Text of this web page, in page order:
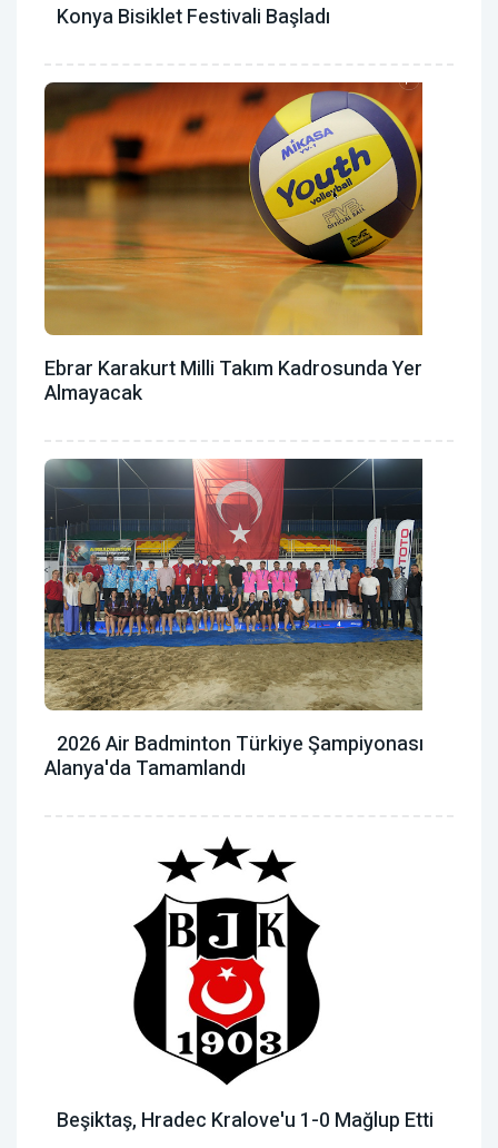
Konya Bisiklet Festivali Başladı
Ebrar Karakurt Milli Takım Kadrosunda Yer
Almayacak
2026 Air Badminton Türkiye Şampiyonası
Alanya'da Tamamlandı
Beşiktaş, Hradec Kralove'u 1-0 Mağlup Etti